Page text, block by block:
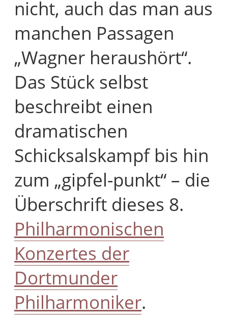
nicht, auch das man aus
manchen Passagen
„Wagner heraushört“.
Das Stück selbst
beschreibt einen
dramatischen
Schicksalskampf bis hin
zum „gipfel-punkt“ – die
Überschrift dieses 8.
Philharmonischen
Konzertes der
Dortmunder
Philharmoniker.